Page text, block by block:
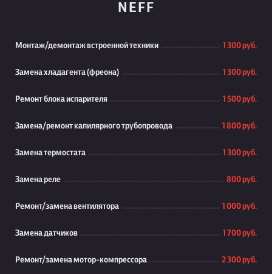
NEFF
Монтаж/демонтаж встроенной техники 1 300 руб.
Замена хладагента (фреона) 1 300 руб.
Ремонт блока испарителя 1 500 руб.
Замена/ремонт капилярного трубопровода 1 800 руб.
Замена термостата 1 300 руб.
Замена реле 800 руб.
Ремонт/замена вентилятора 1 000 руб.
Замена датчиков 1 700 руб.
Ремонт/замена мотор-компрессора 2 300 руб.